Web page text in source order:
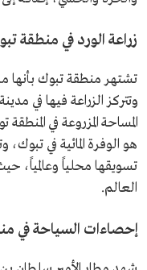
زراعة الورد في منطقة
تشتهر منطقة تبوك بأنها من
المساحة المزروعة في
هو الوفرة المائية في تبوك،
تسويقها محلياً وعالمياً،
العالم.
إحصاءات السياحة في